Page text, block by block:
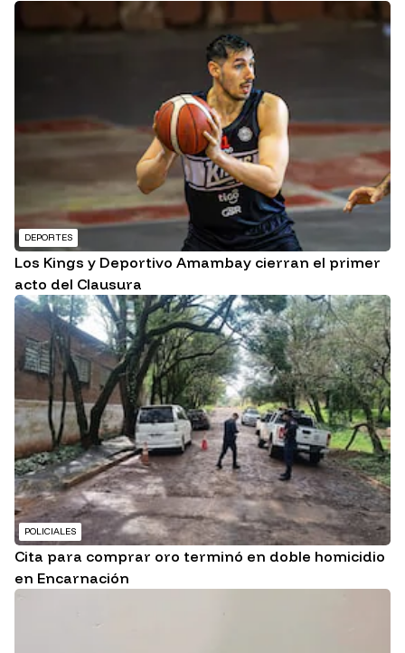
DEPORTES
Los Kings y Deportivo Amambay cierran el primer
acto del Clausura
POLICIALES
Cita para comprar oro terminó en doble homicidio
en Encarnación